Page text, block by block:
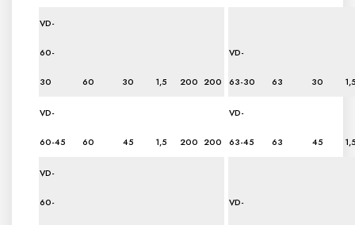
VD-
60-
30 60 30 1,5 200 200
VD-
63-30 63 30
VD-
60-45 60 45 1,5 200 200
VD-
63-45 63 45
VD-
60- VD-